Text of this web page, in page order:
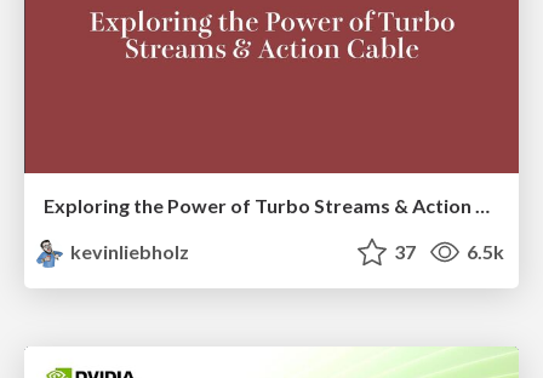
Exploring the Power of Turbo Streams & Action Cable | RailsConf2023
kevinliebholz
37 6.5k